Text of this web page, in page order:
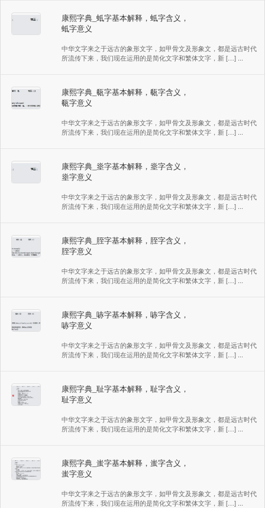
康熙字典_蚳字基本解释，蚳字含义，
蚳字意义
中华文字来之于远古的象形文字，如甲骨文及形象文，都是远古时代
所流传下来，我们现在运用的是简化文字和繁体文字，新 […] ...
康熙字典_瓻字基本解释，瓻字含义，
瓻字意义
中华文字来之于远古的象形文字，如甲骨文及形象文，都是远古时代
所流传下来，我们现在运用的是简化文字和繁体文字，新 […] ...
康熙字典_烾字基本解释，烾字含义，
烾字意义
中华文字来之于远古的象形文字，如甲骨文及形象文，都是远古时代
所流传下来，我们现在运用的是简化文字和繁体文字，新 […] ...
康熙字典_胵字基本解释，胵字含义，
胵字意义
中华文字来之于远古的象形文字，如甲骨文及形象文，都是远古时代
所流传下来，我们现在运用的是简化文字和繁体文字，新 […] ...
康熙字典_哧字基本解释，哧字含义，
哧字意义
中华文字来之于远古的象形文字，如甲骨文及形象文，都是远古时代
所流传下来，我们现在运用的是简化文字和繁体文字，新 […] ...
康熙字典_耻字基本解释，耻字含义，
耻字意义
中华文字来之于远古的象形文字，如甲骨文及形象文，都是远古时代
所流传下来，我们现在运用的是简化文字和繁体文字，新 […] ...
康熙字典_蚩字基本解释，蚩字含义，
蚩字意义
中华文字来之于远古的象形文字，如甲骨文及形象文，都是远古时代
所流传下来，我们现在运用的是简化文字和繁体文字，新 […] ...